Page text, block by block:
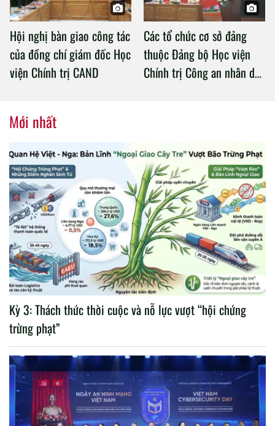
Hội nghị bàn giao công tác
của đồng chí giám đốc Học
viện Chính trị CAND
Các tổ chức cơ sở đảng
thuộc Đảng bộ Học viện
Chính trị Công an nhân dân
Mới nhất
Kỳ 3: Thách thức thời cuộc và nỗ lực vượt “hội chứng
trừng phạt”